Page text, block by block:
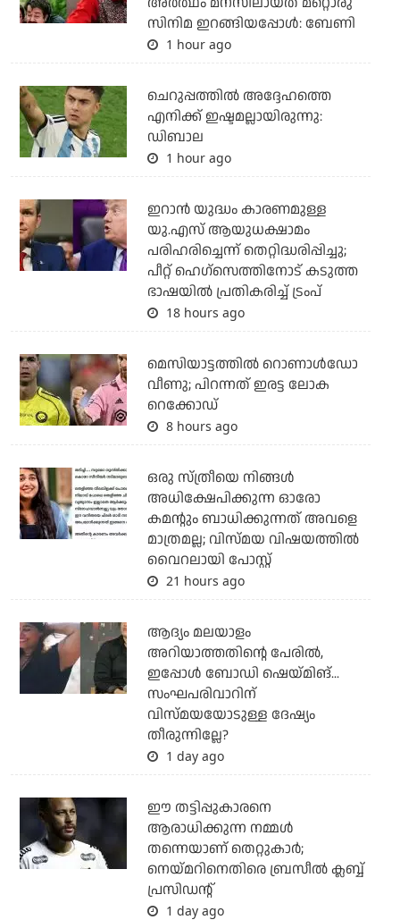
സിനിമ ഇറങ്ങിയപ്പോൾ: ബേണി
1 hour ago
ചെറുപ്പത്തില്‍ അദ്ദേഹത്തെ
എനിക്ക് ഇഷ്ടമല്ലായിരുന്നു:
ഡിബാല
1 hour ago
ഇറാന്‍ യുദ്ധം കാരണമുള്ള
യു.എസ് ആയുധക്ഷാമം
പരിഹരിച്ചെന്ന് തെറ്റിദ്ധരിപ്പിച്ചു;
പീറ്റ് ഹെഗ്‌സെത്തിനോട് കടുത്ത
ഭാഷയില്‍ പ്രതികരിച്ച് ട്രംപ്
18 hours ago
മെസിയാട്ടത്തില്‍ റൊണാള്‍ഡോ
വീണു; പിറന്നത് ഇരട്ട ലോക
റെക്കോഡ്
8 hours ago
ഒരു സ്ത്രീയെ നിങ്ങള്‍
അധിക്ഷേപിക്കുന്ന ഓരോ
കമന്റും ബാധിക്കുന്നത് അവളെ
മാത്രമല്ല; വിസ്മയ വിഷയത്തില്‍
വൈറലായി പോസ്റ്റ്
21 hours ago
ആദ്യം മലയാളം
അറിയാത്തതിന്റെ പേരില്‍,
ഇപ്പോള്‍ ബോഡി ഷെയ്മിങ്...
സംഘപരിവാറിന്
വിസ്മയയോടുള്ള ദേഷ്യം
തീരുന്നില്ലേ?
1 day ago
ഈ തട്ടിപ്പുകാരനെ
ആരാധിക്കുന്ന നമ്മള്‍
തന്നെയാണ് തെറ്റുകാര്‍;
നെയ്മറിനെതിരെ ബ്രസീല്‍ ക്ലബ്ബ്
പ്രസിഡന്റ്
1 day ago